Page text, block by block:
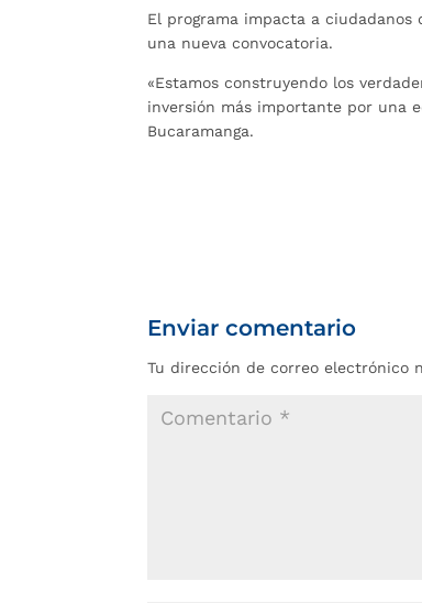
El programa impacta a ciudadanos
una nueva convocatoria.
«Estamos construyendo los
inversión más importante por una
Bucaramanga.
Enviar comentario
Tu dirección de correo electrónico